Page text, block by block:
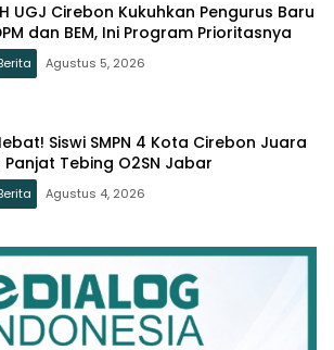
UGJ Cirebon Kukuhkan Pengurus Baru
dan BEM, Ini Program Prioritasnya
Agustus 5, 2026
Siswi SMPN 4 Kota Cirebon Juara
Panjat Tebing O2SN Jabar
Agustus 4, 2026